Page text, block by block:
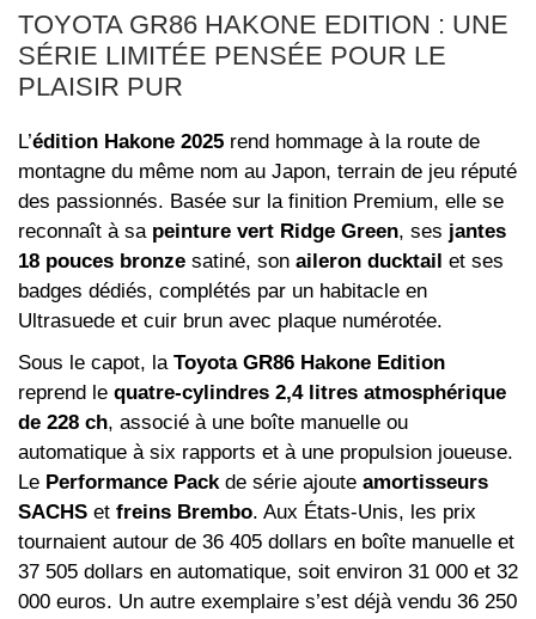
TOYOTA GR86 HAKONE EDITION : UNE
SÉRIE LIMITÉE PENSÉE POUR LE
PLAISIR PUR
L’édition Hakone 2025 rend hommage à la route de
montagne du même nom au Japon, terrain de jeu réputé
des passionnés. Basée sur la finition Premium, elle se
reconnaît à sa peinture vert Ridge Green, ses jantes
18 pouces bronze satiné, son aileron ducktail et ses
badges dédiés, complétés par un habitacle en
Ultrasuede et cuir brun avec plaque numérotée.
Sous le capot, la Toyota GR86 Hakone Edition
reprend le quatre-cylindres 2,4 litres atmosphérique
de 228 ch, associé à une boîte manuelle ou
automatique à six rapports et à une propulsion joueuse.
Le Performance Packde série ajoute amortisseurs
SACHS et freins Brembo. Aux États-Unis, les prix
tournaient autour de 36 405 dollars en boîte manuelle et
37 505 dollars en automatique, soit environ 31 000 et 32
000 euros. Un autre exemplaire s’est déjà vendu 36 250